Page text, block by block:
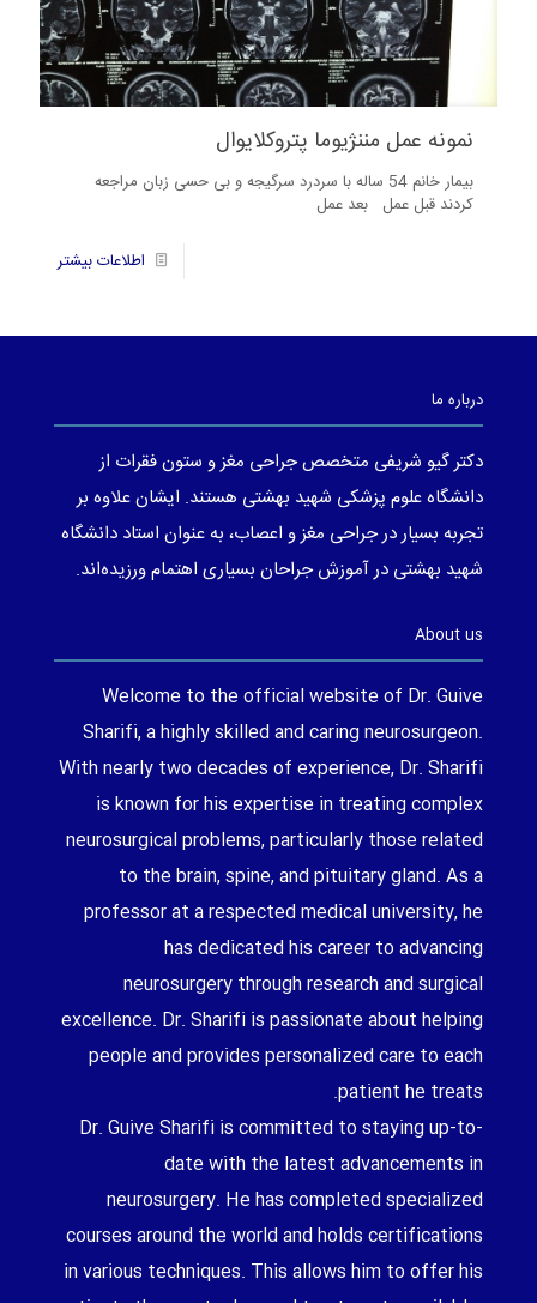
نمونه عمل مننژیوما پتروکلایوال
بیمار خانم 54 ساله با سردرد سرگیجه و بی حسی زبان مراجعه
کردند قبل عمل بعد عمل
اطلاعات بیشتر
درباره ما
دکتر گیو شریفی متخصص جراحی مغز و ستون فقرات از
دانشگاه علوم پزشکی شهید بهشتی هستند. ایشان علاوه بر
تجربه بسیار در جراحی مغز و اعصاب، به عنوان استاد دانشگاه
شهید بهشتی در آموزش جراحان بسیاری اهتمام ورزیده‌اند.
About us
Welcome to the official website of Dr. Guive
Sharifi, a highly skilled and caring neurosurgeon.
With nearly two decades of experience, Dr. Sharifi
is known for his expertise in treating complex
neurosurgical problems, particularly those related
to the brain, spine, and pituitary gland. As a
professor at a respected medical university, he
has dedicated his career to advancing
neurosurgery through research and surgical
excellence. Dr. Sharifi is passionate about helping
people and provides personalized care to each
patient he treats.
Dr. Guive Sharifi is committed to staying up-to-
date with the latest advancements in
neurosurgery. He has completed specialized
courses around the world and holds certifications
in various techniques. This allows him to offer his